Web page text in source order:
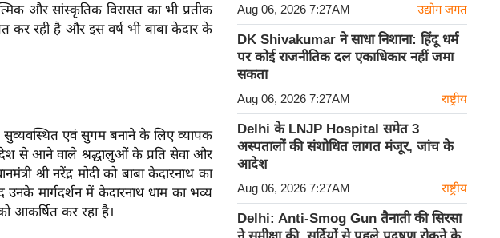
और सांस्कृतिक विरासत का भी प्रतीक
कर रही है और इस वर्ष भी बाबा केदार के
सुव्यवस्थित एवं सुगम बनाने के लिए व्यापक
से आने वाले श्रद्धालुओं के प्रति सेवा और
श्री नरेंद्र मोदी को बाबा केदारनाथ का
मार्गदर्शन में केदारनाथ धाम का भव्य
आकर्षित कर रहा है।
Aug 06, 2026 7:27AM उद्योग जगत
DK Shivakumar ने साधा निशाना: हिंदू धर्म
पर कोई राजनीतिक दल एकाधिकार नहीं जमा
सकता
Aug 06, 2026 7:27AM राष्ट्रीय
Delhi के LNJP Hospital समेत 3
अस्पतालों की संशोधित लागत मंजूर, जांच के
आदेश
Aug 06, 2026 7:27AM राष्ट्रीय
Delhi: Anti-Smog Gun तैनाती की सिरसा